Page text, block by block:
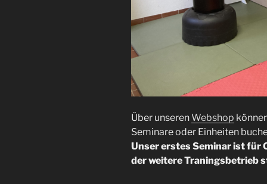
Über unserenWebshop
Seminare oder Einheiten
Unser erstes Seminar ist für
der weitere Traningsbetrieb